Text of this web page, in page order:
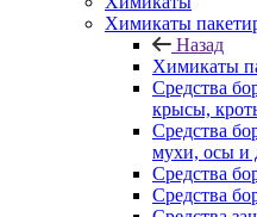
Химикаты
Назад
Химикаты
Средства
крысы,
Средства
мухи, осы и
Средства
Средства